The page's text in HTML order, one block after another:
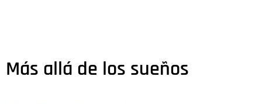
Más allá de los sueños